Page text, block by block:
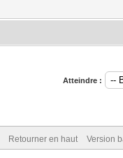
Atteindre :
Retourner en haut Version